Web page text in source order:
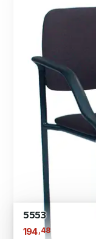
5553
194,48